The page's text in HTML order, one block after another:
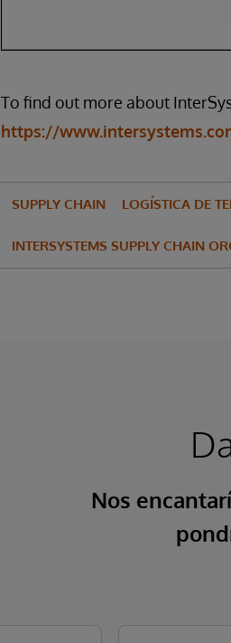
To find out more about
https://
SUPPLY CHAIN LOGÍSTICA DE
INTERSYSTEMS SUPPLY CHAIN
Nos